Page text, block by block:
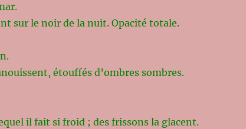
sur le noir de la nuit. Opacité totale.
étouffés d’ombres sombres.
il fait si froid ; des frissons la glacent.